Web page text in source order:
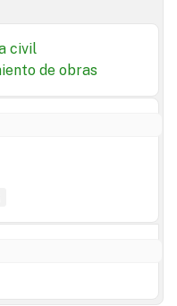
civil
de obras